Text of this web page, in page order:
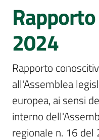
Rete
regionale
Le
Sessioni
europee
Menu selezionato
2024
Rapporto
all'Assemblea
europea, ai sensi
interno
regionale n. 16